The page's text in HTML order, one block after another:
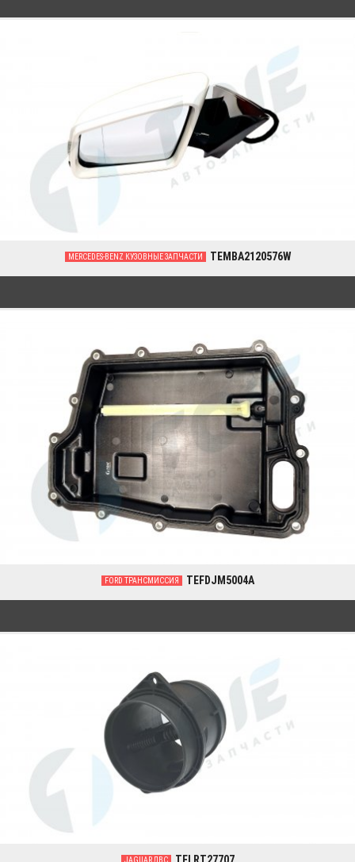
MERCEDES-BENZ КУЗОВНЫЕ ЗАПЧАСТИ TEMBA2120576W
FORD ТРАНСМИССИЯ TEFDJM5004A
JAGUAR ДВС